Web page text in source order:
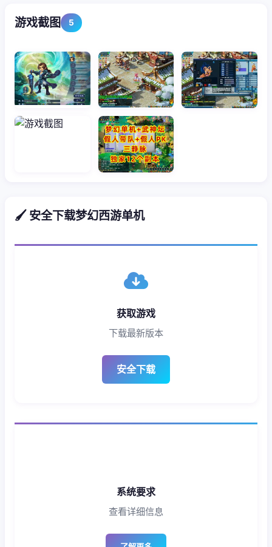
游戏截图 5
🖌️ 安全下载梦幻西游单机
获取游戏
下载最新版本
安全下载
系统要求
查看详细信息